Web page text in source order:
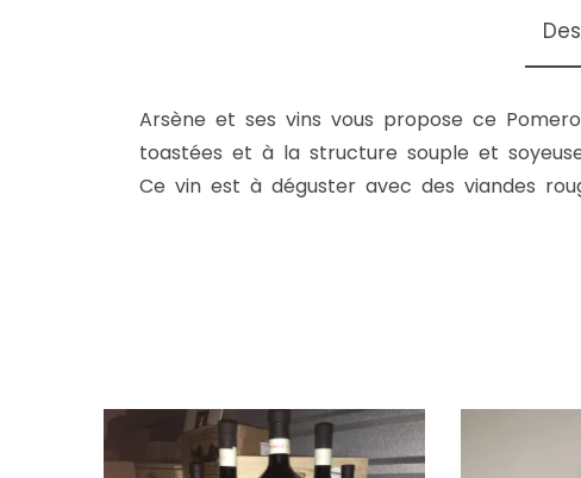
Arsène et ses vins vous propose ce
toastées et à la structure souple et
Ce vin est à déguster avec des viandes